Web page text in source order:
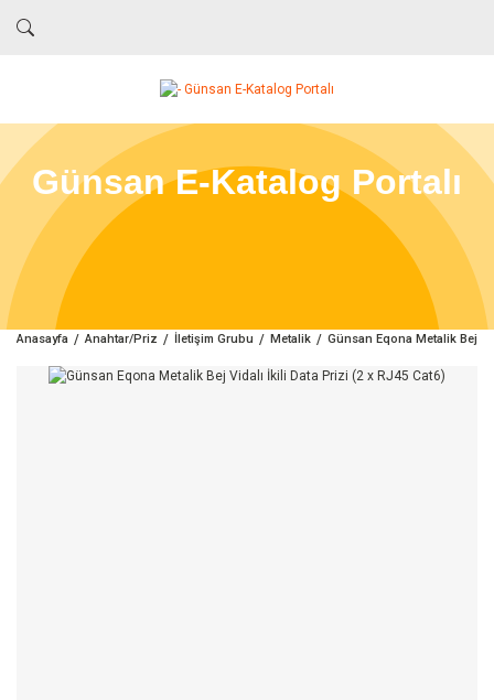
Günsan E-Katalog Portalı
Anasayfa Anahtar/Priz İletişim Grubu Metalik Günsan Eqona Metalik Bej